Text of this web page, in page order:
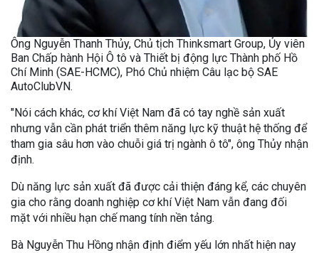
Ông Nguyễn Thanh Thủy, Chủ tịch Thinksmart Group, Ủy viên
Ban Chấp hành Hội Ô tô và Thiết bị động lực Thành phố Hồ
Chí Minh (SAE-HCMC), Phó Chủ nhiệm Câu lạc bộ SAE
AutoClubVN.
"Nói cách khác, cơ khí Việt Nam đã có tay nghề sản xuất
nhưng vẫn cần phát triển thêm năng lực kỹ thuật hệ thống để
tham gia sâu hơn vào chuỗi giá trị ngành ô tô", ông Thủy nhận
định.
Dù năng lực sản xuất đã được cải thiện đáng kể, các chuyên
gia cho rằng doanh nghiệp cơ khí Việt Nam vẫn đang đối
mặt với nhiều hạn chế mang tính nền tảng.
Bà Nguyễn Thu Hồng nhận định điểm yếu lớn nhất hiện nay